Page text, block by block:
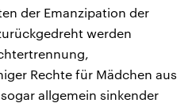
der Emanzipation der
werden
Rechte für Mädchen aus
allgemein sinkender